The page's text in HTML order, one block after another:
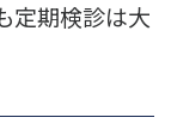
定期検診は大